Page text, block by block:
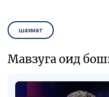
шахмат
Мавзуга оид